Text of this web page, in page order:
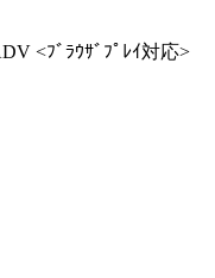
<ﾌﾞﾗｳｻﾞﾌﾟﾚｲ対応>